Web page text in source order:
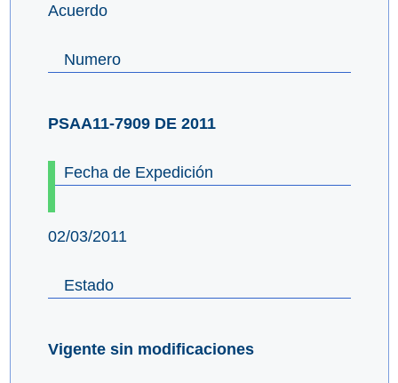
Acuerdo
Numero
PSAA11-7909 DE 2011
Fecha de Expedición
02/03/2011
Estado
Vigente sin modificaciones